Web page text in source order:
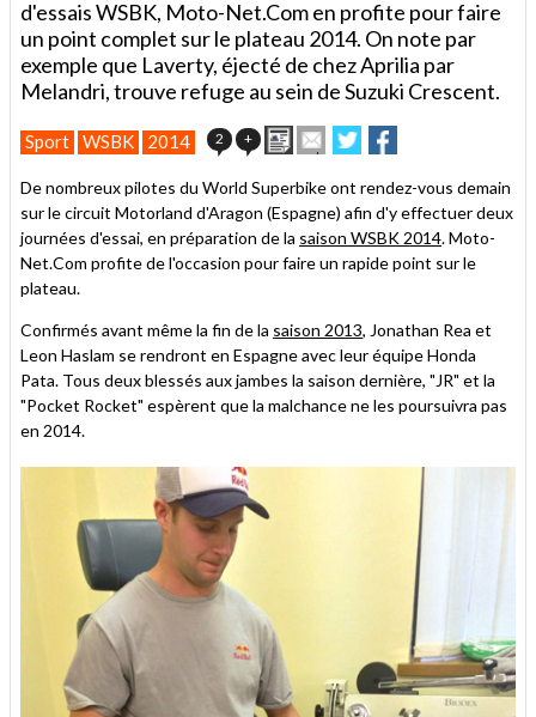
d'essais WSBK, Moto-Net.Com en profite pour faire
un point complet sur le plateau 2014. On note par
exemple que Laverty, éjecté de chez Aprilia par
Melandri, trouve refuge au sein de Suzuki Crescent.
Sport WSBK 2014 2 + ImprimerEnvoyer
cet
à
un
ami
Partager
sur
sur
De nombreux pilotes du World Superbike ont rendez-vous demain
sur le circuit Motorland d'Aragon (Espagne) afin d'y effectuer deux
journées d'essai, en préparation de la saison WSBK 2014. Moto-
Net.Com profite de l'occasion pour faire un rapide point sur le
plateau.
Confirmés avant même la fin de la saison 2013, Jonathan Rea et
Leon Haslam se rendront en Espagne avec leur équipe Honda
Pata. Tous deux blessés aux jambes la saison dernière, "JR" et la
"Pocket Rocket" espèrent que la malchance ne les poursuivra pas
en 2014.